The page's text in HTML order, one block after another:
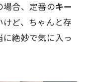
場合、定番のキー
ど、ちゃんと存
絶妙で気に入っ